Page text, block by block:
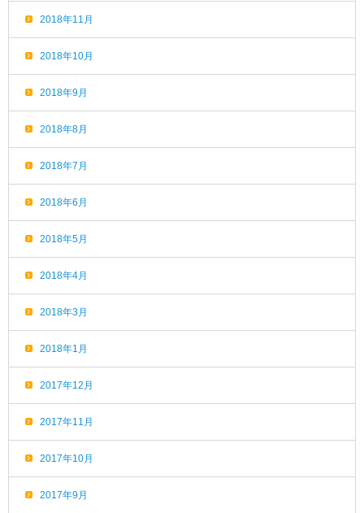
2018年11月
2018年10月
2018年9月
2018年8月
2018年7月
2018年6月
2018年5月
2018年4月
2018年3月
2018年1月
2017年12月
2017年11月
2017年10月
2017年9月